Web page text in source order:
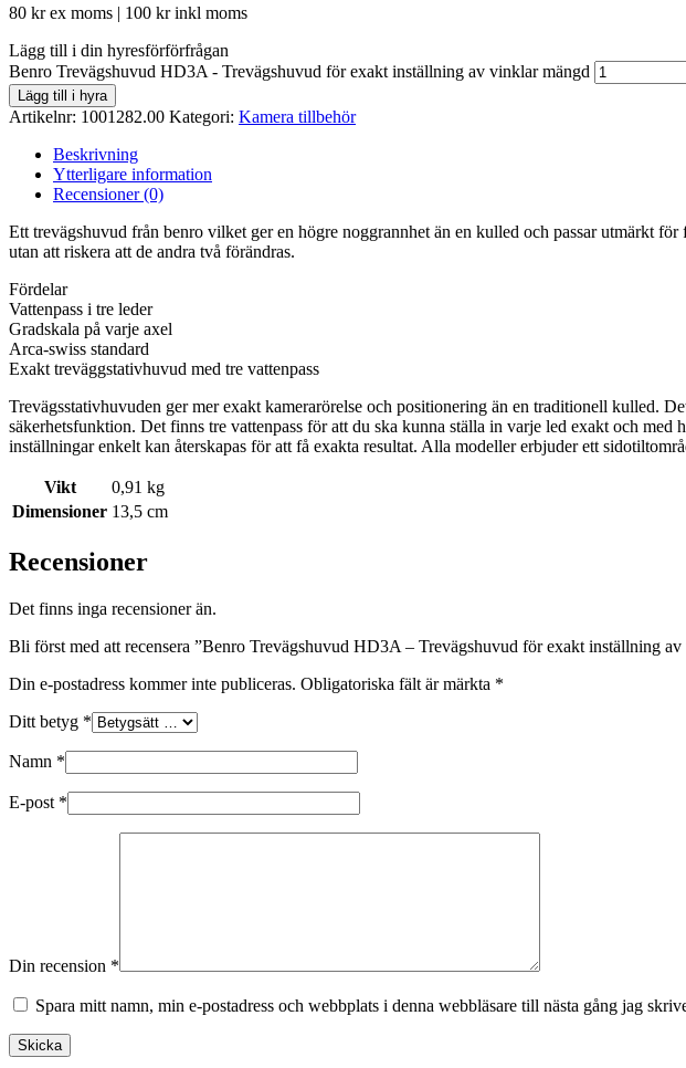
80 krex moms | 100 krinkl moms
Lägg till i din hyresförförfrågan
Benro Trevägshuvud HD3A - Trevägshuvud för exakt inställning av vinklar mängd
Lägg till i hyra
Artikelnr: 1001282.00 Kategori: Kamera tillbehör
Beskrivning
Ytterligare information
Recensioner (0)
Ett trevägshuvud från benro vilket ger en högre noggrannhet än en kulled och passar utmärkt
utan att riskera att de andra två förändras.
Fördelar
Vattenpass i tre leder
Gradskala på varje axel
Arca-swiss standard
Exakt treväggstativhuvud med tre vattenpass
Trevägsstativhuvuden ger mer exakt kamerarörelse och positionering än en traditionell kulled.
säkerhetsfunktion. Det finns tre vattenpass för att du ska kunna ställa in varje led exakt och
inställningar enkelt kan återskapas för att få exakta resultat. Alla modeller erbjuder ett
Vikt
0,91 kg
Dimensioner 13,5 cm
Recensioner
Det finns inga recensioner än.
Bli först med att recensera ”Benro Trevägshuvud HD3A – Trevägshuvud för exakt inställning
Din e-postadress kommer inte publiceras. Obligatoriska fält är märkta *
Ditt betyg *
Namn *
E-post *
Din recension *
Spara mitt namn, min e-postadress och webbplats i denna webbläsare till nästa gång jag
Skicka